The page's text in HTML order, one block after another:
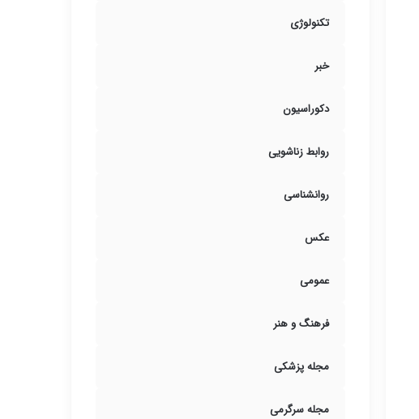
تکنولوژی
خبر
دکوراسیون
روابط زناشویی
روانشناسی
عکس
عمومی
فرهنگ و هنر
مجله پزشکی
مجله سرگرمی